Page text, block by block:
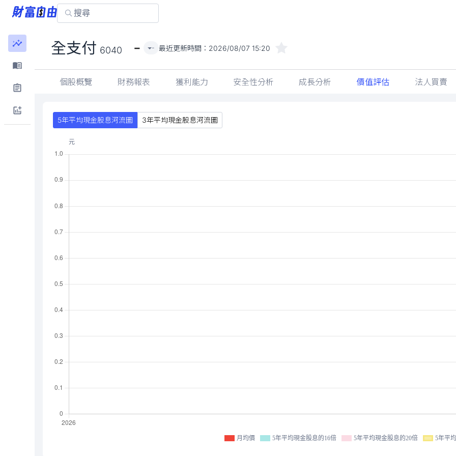
全支付 6040 - - 最近更新時間： 2026/08/07 15:20
個股概覽 財務報表 獲利能力 安全性分析 成長分析 價值評估 法人買賣
5年平均現金股息河流圖 3年平均現金股息河流圖
月均價 5年平均現金股息的16倍 5年平均現金股息的20倍 5年平